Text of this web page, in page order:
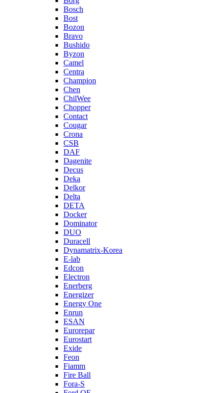
Bosch
Bost
Bozon
Bravo
Bushido
Byzon
Camel
Centra
Champion
Chen
ChilWee
Chopper
Contact
Cougar
Crona
CSB
DAF
Dagenite
Decus
Deka
Delkor
Delta
DETA
Docker
Dominator
DUO
Duracell
Dynamatrix-Korea
E-lab
Edcon
Electron
Enerberg
Energizer
Energy One
Enrun
ESAN
Eurorepar
Eurostart
Exide
Feon
Fiamm
Fire Ball
Fora-S